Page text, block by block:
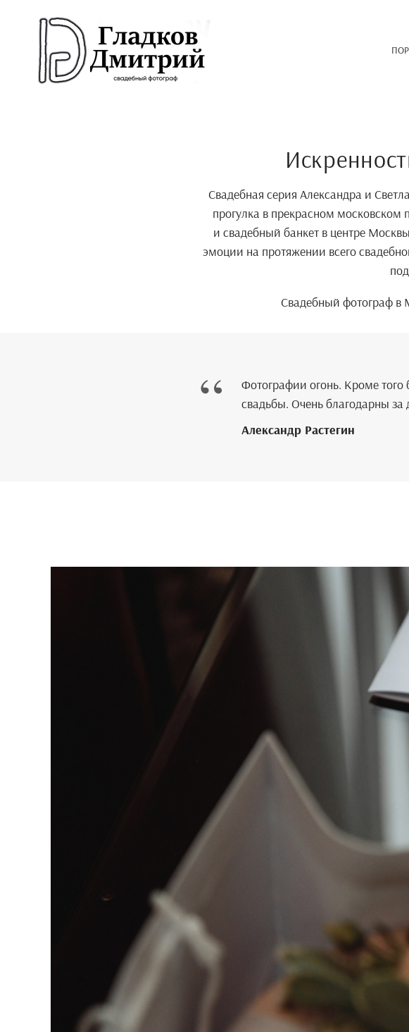
Свадебная серия Александра и
прогулка в прекрасном
и свадебный банкет в центре
эмоции на протяжении всего
Свадебный фотограф в
“
Фотографии огонь. Кроме того
свадьбы. Очень благодарны
Александр Растегин